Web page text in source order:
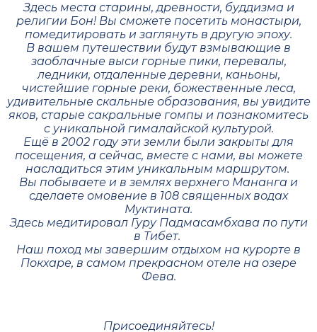
Здесь места старины, древности, буддизма и
религии Бон! Вы сможете посетить монастыри,
помедитировать и заглянуть в другую эпоху.
В вашем путешествии будут взмывающие в
заоблачные выси горные пики, перевалы,
ледники, отдаленные деревни, каньоны,
чистейшие горные реки, божественные леса,
удивительные скальные образования, вы увидите
яков, старые сакральные гомпы и познакомитесь
с уникальной гималайской культурой.
Ещё в 2002 году эти земли были закрыты для
посещения, а сейчас, вместе с нами, вы можете
насладиться этим уникальным маршрутом.
Вы побываете и в землях верхнего Мананга и
сделаете омовение в 108 священных водах
Муктината.
Здесь медитировал Гуру Падмасамбхава по пути
в Тибет.
Наш поход мы завершим отдыхом на курорте в
Покхаре, в самом прекрасном отеле на озере
Фева.
Присоединяйтесь!